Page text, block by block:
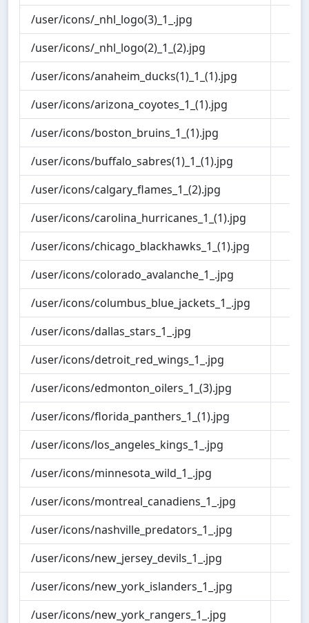
/user/icons/_nhl_logo(3)_1_.jpg
/user/icons/_nhl_logo(2)_1_(2).jpg
/user/icons/anaheim_ducks(1)_1_(1).jpg
/user/icons/arizona_coyotes_1_(1).jpg
/user/icons/boston_bruins_1_(1).jpg
/user/icons/buffalo_sabres(1)_1_(1).jpg
/user/icons/calgary_flames_1_(2).jpg
/user/icons/carolina_hurricanes_1_(1).jpg
/user/icons/chicago_blackhawks_1_(1).jpg
/user/icons/colorado_avalanche_1_.jpg
/user/icons/columbus_blue_jackets_1_.jpg
/user/icons/dallas_stars_1_.jpg
/user/icons/detroit_red_wings_1_.jpg
/user/icons/edmonton_oilers_1_(3).jpg
/user/icons/florida_panthers_1_(1).jpg
/user/icons/los_angeles_kings_1_.jpg
/user/icons/minnesota_wild_1_.jpg
/user/icons/montreal_canadiens_1_.jpg
/user/icons/nashville_predators_1_.jpg
/user/icons/new_jersey_devils_1_.jpg
/user/icons/new_york_islanders_1_.jpg
/user/icons/new_york_rangers_1_.jpg